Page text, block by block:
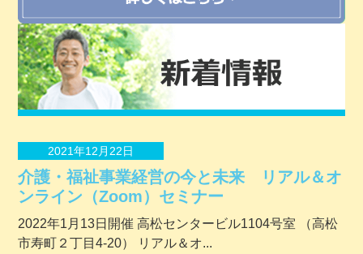
2021年12月22日
介護・福祉事業経営の今と未来 リアル＆オ
ンライン（Zoom）セミナー
2022年1月13日開催 ⾼松センタービル1104号室 （⾼松
市寿町２丁⽬4-20） リアル＆オ...